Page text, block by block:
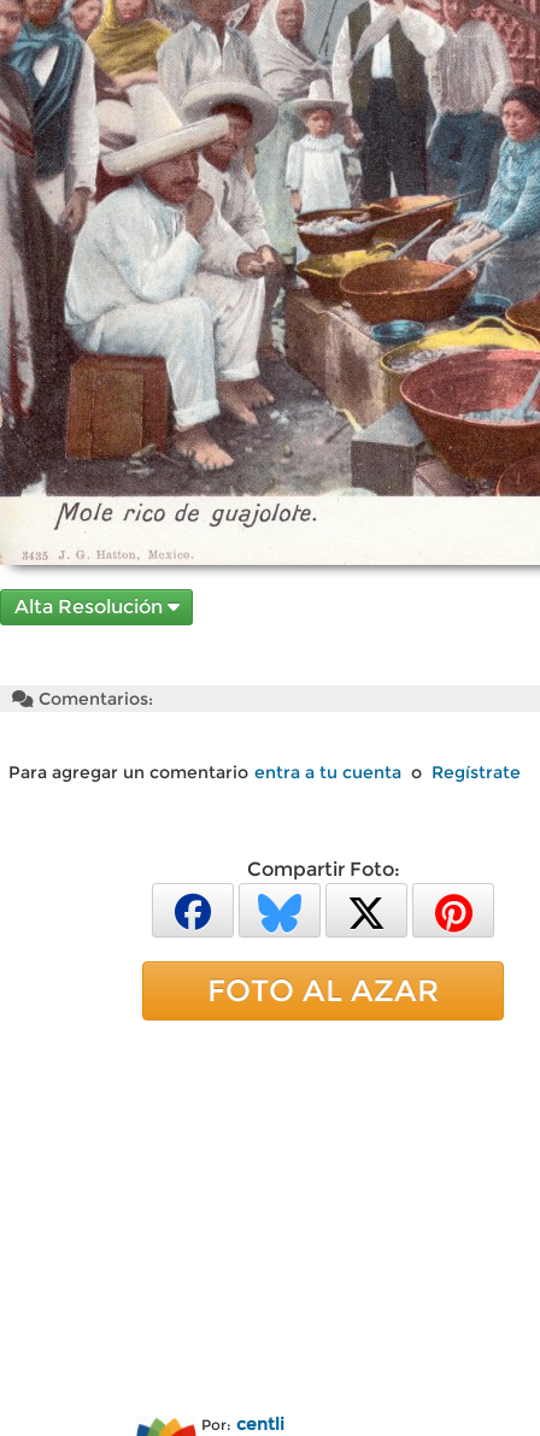
Alta Resolución
Comentarios:
Para agregar un comentario entra a tu cuenta o Regístrate
Compartir Foto:
FOTO AL AZAR
Por: centli